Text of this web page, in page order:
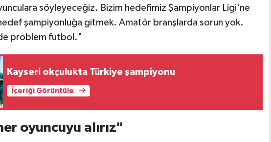
söyleyeceğiz. Bizim hedefimiz Şampiyonlar Ligi'ne
şampiyonluğa gitmek. Amatör branşlarda sorun yok.
problem futbol."
Kayseri okçulukta Türkiye şampiyonu
İçeriği Görüntüle
oyuncuyu alırız"